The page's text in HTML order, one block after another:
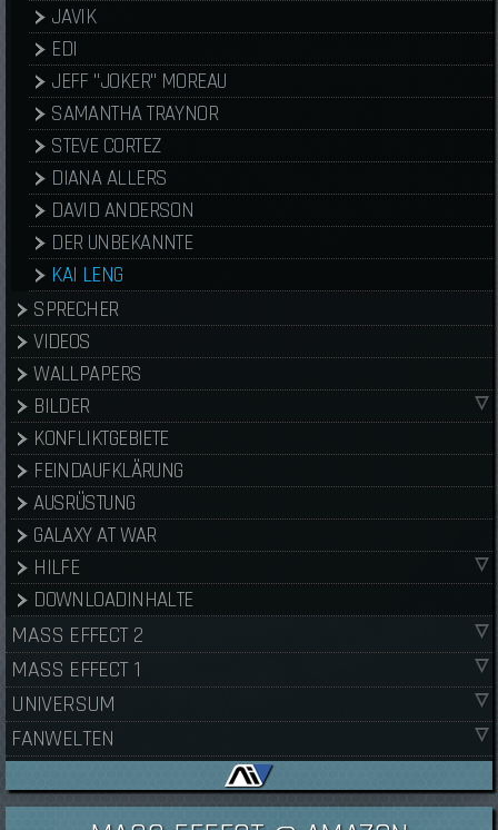
JAVIK
EDI
JEFF "JOKER" MOREAU
SAMANTHA TRAYNOR
STEVE CORTEZ
DIANA ALLERS
DAVID ANDERSON
DER UNBEKANNTE
KAI LENG
SPRECHER
VIDEOS
WALLPAPERS
BILDER
KONFLIKTGEBIETE
FEINDAUFKLÄRUNG
AUSRÜSTUNG
GALAXY AT WAR
HILFE
DOWNLOADINHALTE
MASS EFFECT 2
MASS EFFECT 1
UNIVERSUM
FANWELTEN